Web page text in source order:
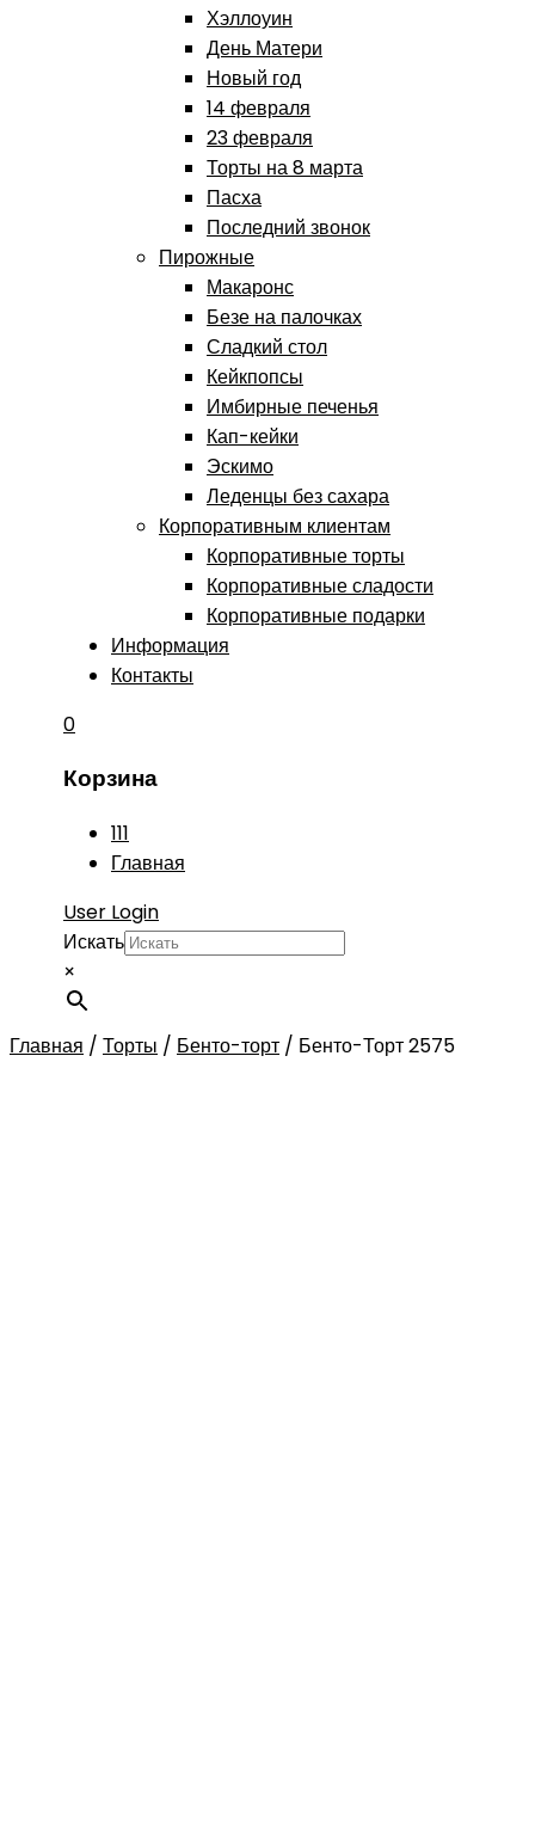
Хэллоуин
День Матери
Новый год
14 февраля
23 февраля
Торты на 8 марта
Пасха
Последний звонок
Пирожные
Макаронс
Безе на палочках
Сладкий стол
Кейкпопсы
Имбирные печенья
Кап-кейки
Эскимо
Леденцы без сахара
Корпоративным клиентам
Корпоративные торты
Корпоративные сладости
Корпоративные подарки
Информация
Контакты
0
Корзина
111
Главная
User Login
Искать
×
Главная / Торты / Бенто-торт / Бенто-Торт 2575